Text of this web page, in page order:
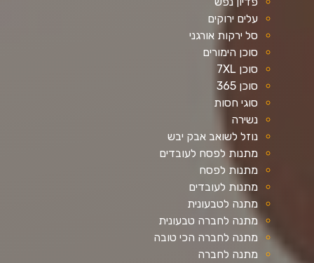
עלים ירוקים
סל ירקות אורגני
סוכן הימורים
סוכן 7XL
סוכן 365
סוגי חסות
נשירה
נוזל לשואב אבק יבש
מתנות לפסח לעובדים
מתנות לפסח
מתנות לעובדים
מתנה לטבעונית
מתנה לחברה טבעונית
מתנה לחברה הכי טובה
מתנה לחברה